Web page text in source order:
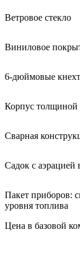
Ветровое стекло
Виниловое
6-дюймовые
Корпус
Сварная
Садок с аэрацией
Пакет приборов:
уровня топлива
Цена в базовой